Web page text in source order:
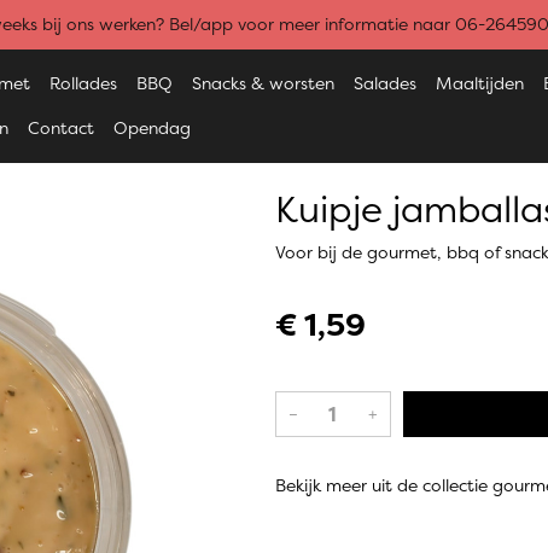
bij ons werken? Bel/app voor meer informatie naar 06-
Rollades BBQ Snacks & worsten Salades Maaltijden
Contact Opendag
Kuipje
Voor bij de gourmet, bbq of
€ 1,59
– +
Bekijk meer uit de collectie